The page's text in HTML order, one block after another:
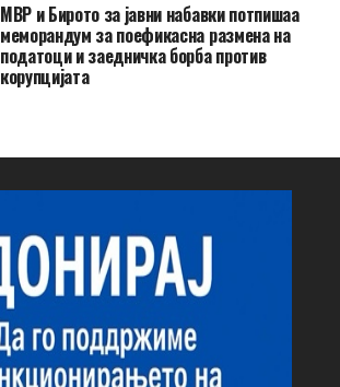
МВР и Бирото за јавни набавки потпишаа
меморандум за поефикасна размена на
податоци и заедничка борба против
корупцијата